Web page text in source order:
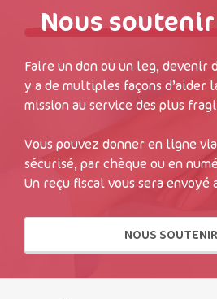
Nous soutenir
Faire un don ou un leg,
y a de multiples façons d’aider
mission au service des plus
Vous pouvez donner en ligne
sécurisé, par chèque ou en
Un reçu fiscal vous sera
NOUS SOUTENIR